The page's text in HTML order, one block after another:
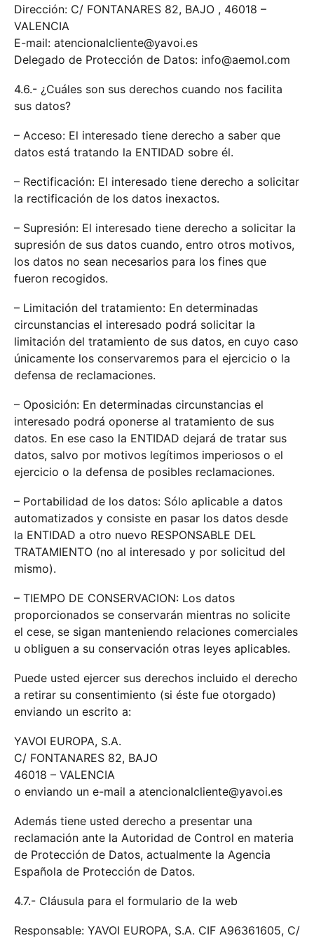
Dirección: C/ FONTANARES 82, BAJO , 46018 –
VALENCIA
E-mail: atencionalcliente@yavoi.es
Delegado de Protección de Datos: info@aemol.com
4.6.- ¿Cuáles son sus derechos cuando nos facilita
sus datos?
– Acceso: El interesado tiene derecho a saber que
datos está tratando la ENTIDAD sobre él.
– Rectificación: El interesado tiene derecho a solicitar
la rectificación de los datos inexactos.
– Supresión: El interesado tiene derecho a solicitar la
supresión de sus datos cuando, entro otros motivos,
los datos no sean necesarios para los fines que
fueron recogidos.
– Limitación del tratamiento: En determinadas
circunstancias el interesado podrá solicitar la
limitación del tratamiento de sus datos, en cuyo caso
únicamente los conservaremos para el ejercicio o la
defensa de reclamaciones.
– Oposición: En determinadas circunstancias el
interesado podrá oponerse al tratamiento de sus
datos. En ese caso la ENTIDAD dejará de tratar sus
datos, salvo por motivos legítimos imperiosos o el
ejercicio o la defensa de posibles reclamaciones.
– Portabilidad de los datos: Sólo aplicable a datos
automatizados y consiste en pasar los datos desde
la ENTIDAD a otro nuevo RESPONSABLE DEL
TRATAMIENTO (no al interesado y por solicitud del
mismo).
– TIEMPO DE CONSERVACION: Los datos
proporcionados se conservarán mientras no solicite
el cese, se sigan manteniendo relaciones comerciales
u obliguen a su conservación otras leyes aplicables.
Puede usted ejercer sus derechos incluido el derecho
a retirar su consentimiento (si éste fue otorgado)
enviando un escrito a:
YAVOI EUROPA, S.A.
C/ FONTANARES 82, BAJO
46018 – VALENCIA
o enviando un e-mail a atencionalcliente@yavoi.es
Además tiene usted derecho a presentar una
reclamación ante la Autoridad de Control en materia
de Protección de Datos, actualmente la Agencia
Española de Protección de Datos.
4.7.- Cláusula para el formulario de la web
Responsable: YAVOI EUROPA, S.A. CIF A96361605, C/